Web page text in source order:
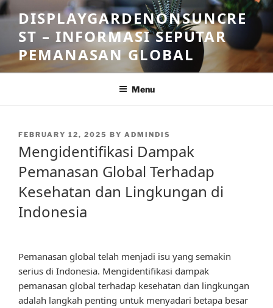
Skip
to
content
DISPLAYGARDENONSUNCRE
ST – INFORMASI SEPUTAR
PEMANASAN GLOBAL
Menu
POSTED
FEBRUARY 12, 2025 BY ADMINDIS
Mengidentifikasi Dampak
Pemanasan Global Terhadap
Kesehatan dan Lingkungan di
Indonesia
Pemanasan global telah menjadi isu yang semakin
serius di Indonesia. Mengidentifikasi dampak
pemanasan global terhadap kesehatan dan lingkungan
adalah langkah penting untuk menyadari betapa besar